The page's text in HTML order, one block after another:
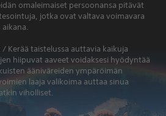
omaleimaiset persoonansa pitävät
jotka ovat valtava voimavara
aikana.
Kerää taistelussa auttavia kaikuja
hiipuvat aaveet voidaksesi hyödyntää
ääniväreiden ympäröimän
laaja valikoima auttaa sinua
viholliset.